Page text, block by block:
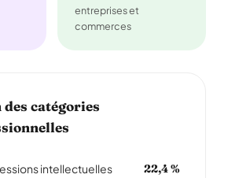
entreprises et
commerces
catégories
intellectuelles 22,4 %